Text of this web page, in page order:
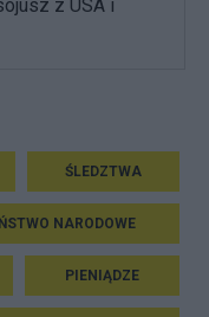
z USA i
ŚLEDZTWA
NARODOWE
PIENIĄDZE